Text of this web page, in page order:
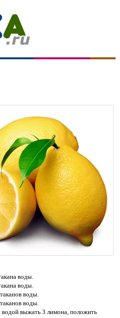
воды.
воды.
воды.
воды.
водой выжать 3 лимона, положить